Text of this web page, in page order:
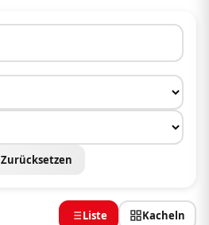
Zurücksetzen
Liste Kacheln